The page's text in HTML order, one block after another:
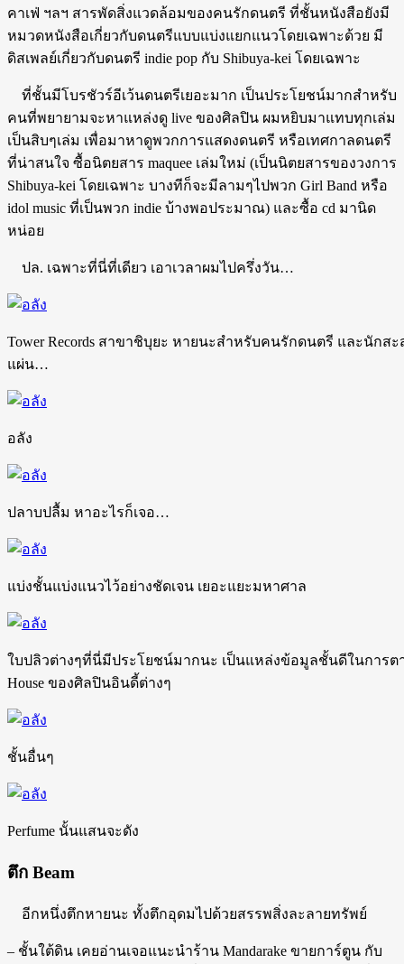
คาเฟ่ ฯลฯ สารพัดสิ่งแวดล้อมของคนรักดนตรี ที่ชั้นหนังสือยังมี
หมวดหนังสือเกี่ยวกับดนตรีแบบแบ่งแยกแนวโดยเฉพาะด้วย มี
ดิสเพลย์เกี่ยวกับดนตรี indie pop กับ Shibuya-kei โดยเฉพาะ
ที่ชั้นมีโบรชัวร์อีเว้นดนตรีเยอะมาก เป็นประโยชน์มากสำหรับ
คนที่พยายามจะหาแหล่งดู live ของศิลปิน ผมหยิบมาแทบทุกเล่ม
เป็นสิบๆเล่ม เพื่อมาหาดูพวกการแสดงดนตรี หรือเทศกาลดนตรี
ที่น่าสนใจ ซื้อนิตยสาร maquee เล่มใหม่ (เป็นนิตยสารของวงการ
Shibuya-kei โดยเฉพาะ บางทีก็จะมีลามๆไปพวก Girl Band หรือ
idol music ที่เป็นพวก indie บ้างพอประมาณ) และซื้อ cd มานิด
หน่อย
ปล. เฉพาะที่นี่ที่เดียว เอาเวลาผมไปครึ่งวัน…
Tower Records สาขาชิบุยะ หายนะสำหรับคนรักดนตรี และนักส
แผ่น…
อลัง
ปลาบปลื้ม หาอะไรก็เจอ…
แบ่งชั้นแบ่งแนวไว้อย่างชัดเจน เยอะแยะมหาศาล
ใบปลิวต่างๆที่นี่มีประโยชน์มากนะ เป็นแหล่งข้อมูลชั้นดีในการตา
House ของศิลปินอินดี้ต่างๆ
ชั้นอื่นๆ
Perfume นั้นแสนจะดัง
ตึก Beam
อีกหนึ่งตึกหายนะ ทั้งตึกอุดมไปด้วยสรรพสิ่งละลายทรัพย์
– ชั้นใต้ดิน เคยอ่านเจอแนะนำร้าน Mandarake ขายการ์ตูน กับ